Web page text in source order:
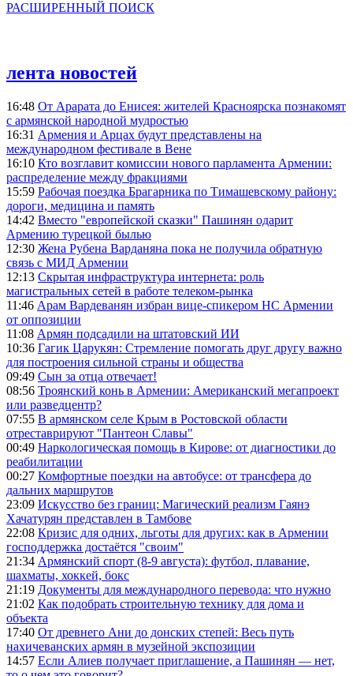
РАСШИРЕННЫЙ ПОИСК
лента новостей
16:48 От Арарата до Енисея: жителей Красноярска познакомят
с армянской народной мудростью
16:31 Армения и Арцах будут представлены на
международном фестивале в Вене
16:10 Кто возглавит комиссии нового парламента Армении:
распределение между фракциями
15:59 Рабочая поездка Брагарника по Тимашевскому району:
дороги, медицина и память
14:42 Вместо "европейской сказки" Пашинян одарит
Армению турецкой былью
12:30 Жена Рубена Варданяна пока не получила обратную
связь с МИД Армении
12:13 Скрытая инфраструктура интернета: роль
магистральных сетей в работе телеком-рынка
11:46 Арам Вардеванян избран вице-спикером НС Армении
от оппозиции
11:08 Армян подсадили на штатовский ИИ
10:36 Гагик Царукян: Стремление помогать друг другу важно
для построения сильной страны и общества
09:49 Сын за отца отвечает!
08:56 Троянский конь в Армении: Американский мегапроект
или разведцентр?
07:55 В армянском селе Крым в Ростовской области
отреставрируют "Пантеон Славы"
00:49 Наркологическая помощь в Кирове: от диагностики до
реабилитации
00:27 Комфортные поездки на автобусе: от трансфера до
дальних маршрутов
23:09 Искусство без границ: Магический реализм Гаянэ
Хачатурян представлен в Тамбове
22:08 Кризис для одних, льготы для других: как в Армении
господдержка достаётся "своим"
21:34 Армянский спорт (8-9 августа): футбол, плавание,
шахматы, хоккей, бокс
21:19 Документы для международного перевода: что нужно
21:02 Как подобрать строительную технику для дома и
объекта
17:40 От древнего Ани до донских степей: Весь путь
нахичеванских армян в музейной экспозиции
14:57 Если Алиев получает приглашение, а Пашинян — нет,